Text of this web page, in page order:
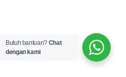
Butuh bantuan? Chat
dengan kami